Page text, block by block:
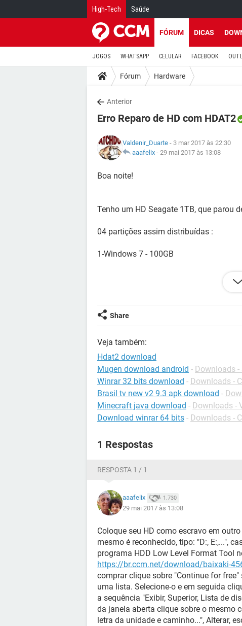
High-Tech Saúde
FÓRUM DICAS
JOGOS WHATSAPP CELULAR FACEBOOK
Fórum Hardware
Anterior
Erro Reparo de HD com HDAT2
Valdenir_Duarte - 3 mar 2017 às 22:30
aaafelix - 29 mai 2017 às 13:08
Boa noite!
Tenho um HD Seagate 1TB, que parou
04 partições assim distribuídas :
1-Windows 7 - 100GB
4-Torrents/Filmes - 500GB
A Bios consegue "Enxergar" o HD, mas
Se inicializo o PC com um Pendrive de
enxergar o HD.
Por isso eu resolvi rodar o HDAT2
de erro abaixo, então eu abortei o
Mensagem azul que aparece no rodapé:
"Medium not present, insert the medium,
-Alguém saberia me informar o motivo
com a análise do meu HD?
-Outra dúvida: Este tempo está
atingiu 6,7% de 1TB (ou seja: 67GB).
Share
Veja também:
Hdat2 download
Mugen download android - Downloads
Winrar 32 bits download - Downloads -
Brasil tv new v2 9.3 apk download -
Minecraft java download - Downloads -
Download winrar 64 bits - Downloads -
1 Respostas
RESPOSTA 1 / 1
aaafelix 1.730
29 mai 2017 às 13:08
Coloque seu HD como escravo em
mesmo é reconhecido, tipo: "D:, E:,...",
programa HDD Low Level Format Tool
https://br.ccm.net/download/baixaki-
comprar clique sobre "Continue for
uma lista. Selecione-o e em seguida
a sequência "Exibir, Superior, Lista de
da janela aberta clique sobre o mesmo
letra da unidade e caminho...", Alterar,